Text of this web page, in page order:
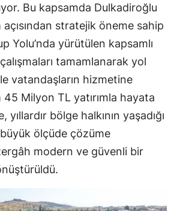
Bu kapsamda Dulkadiroğlu
açısından stratejik öneme sahip
Yolu’nda yürütülen kapsamlı
tamamlanarak yol
vatandaşların hizmetine
Milyon TL yatırımla hayata
bölge halkının yaşadığı
büyük ölçüde çözüme
modern ve güvenli bir